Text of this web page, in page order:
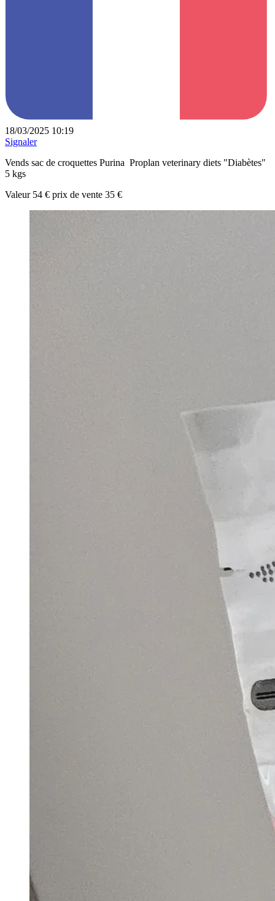
18/03/2025 10:19
Signaler
Vends sac de croquettes Purina Proplan veterinary diets "Diabètes"
5 kgs
Valeur 54 € prix de vente 35 €